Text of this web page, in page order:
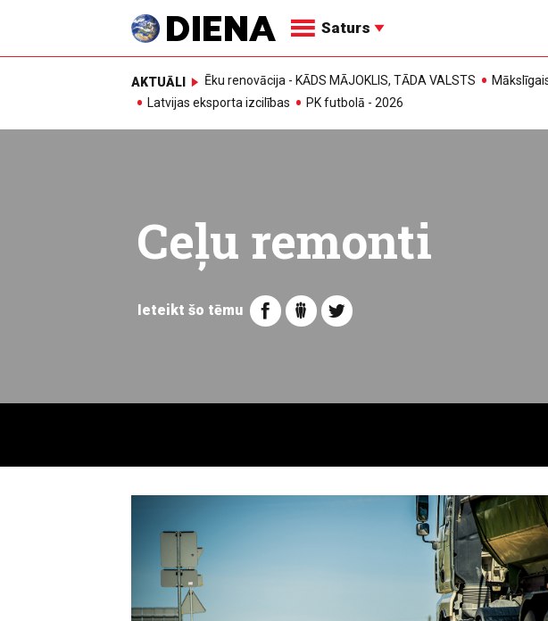
Saturs
AKTUĀLI Ēku renovācija - KĀDS MĀJOKLIS, TĀDA VALSTS
Latvijas eksporta izcilības
PK futbolā - 2026
Ceļu remonti
Ieteikt šo tēmu